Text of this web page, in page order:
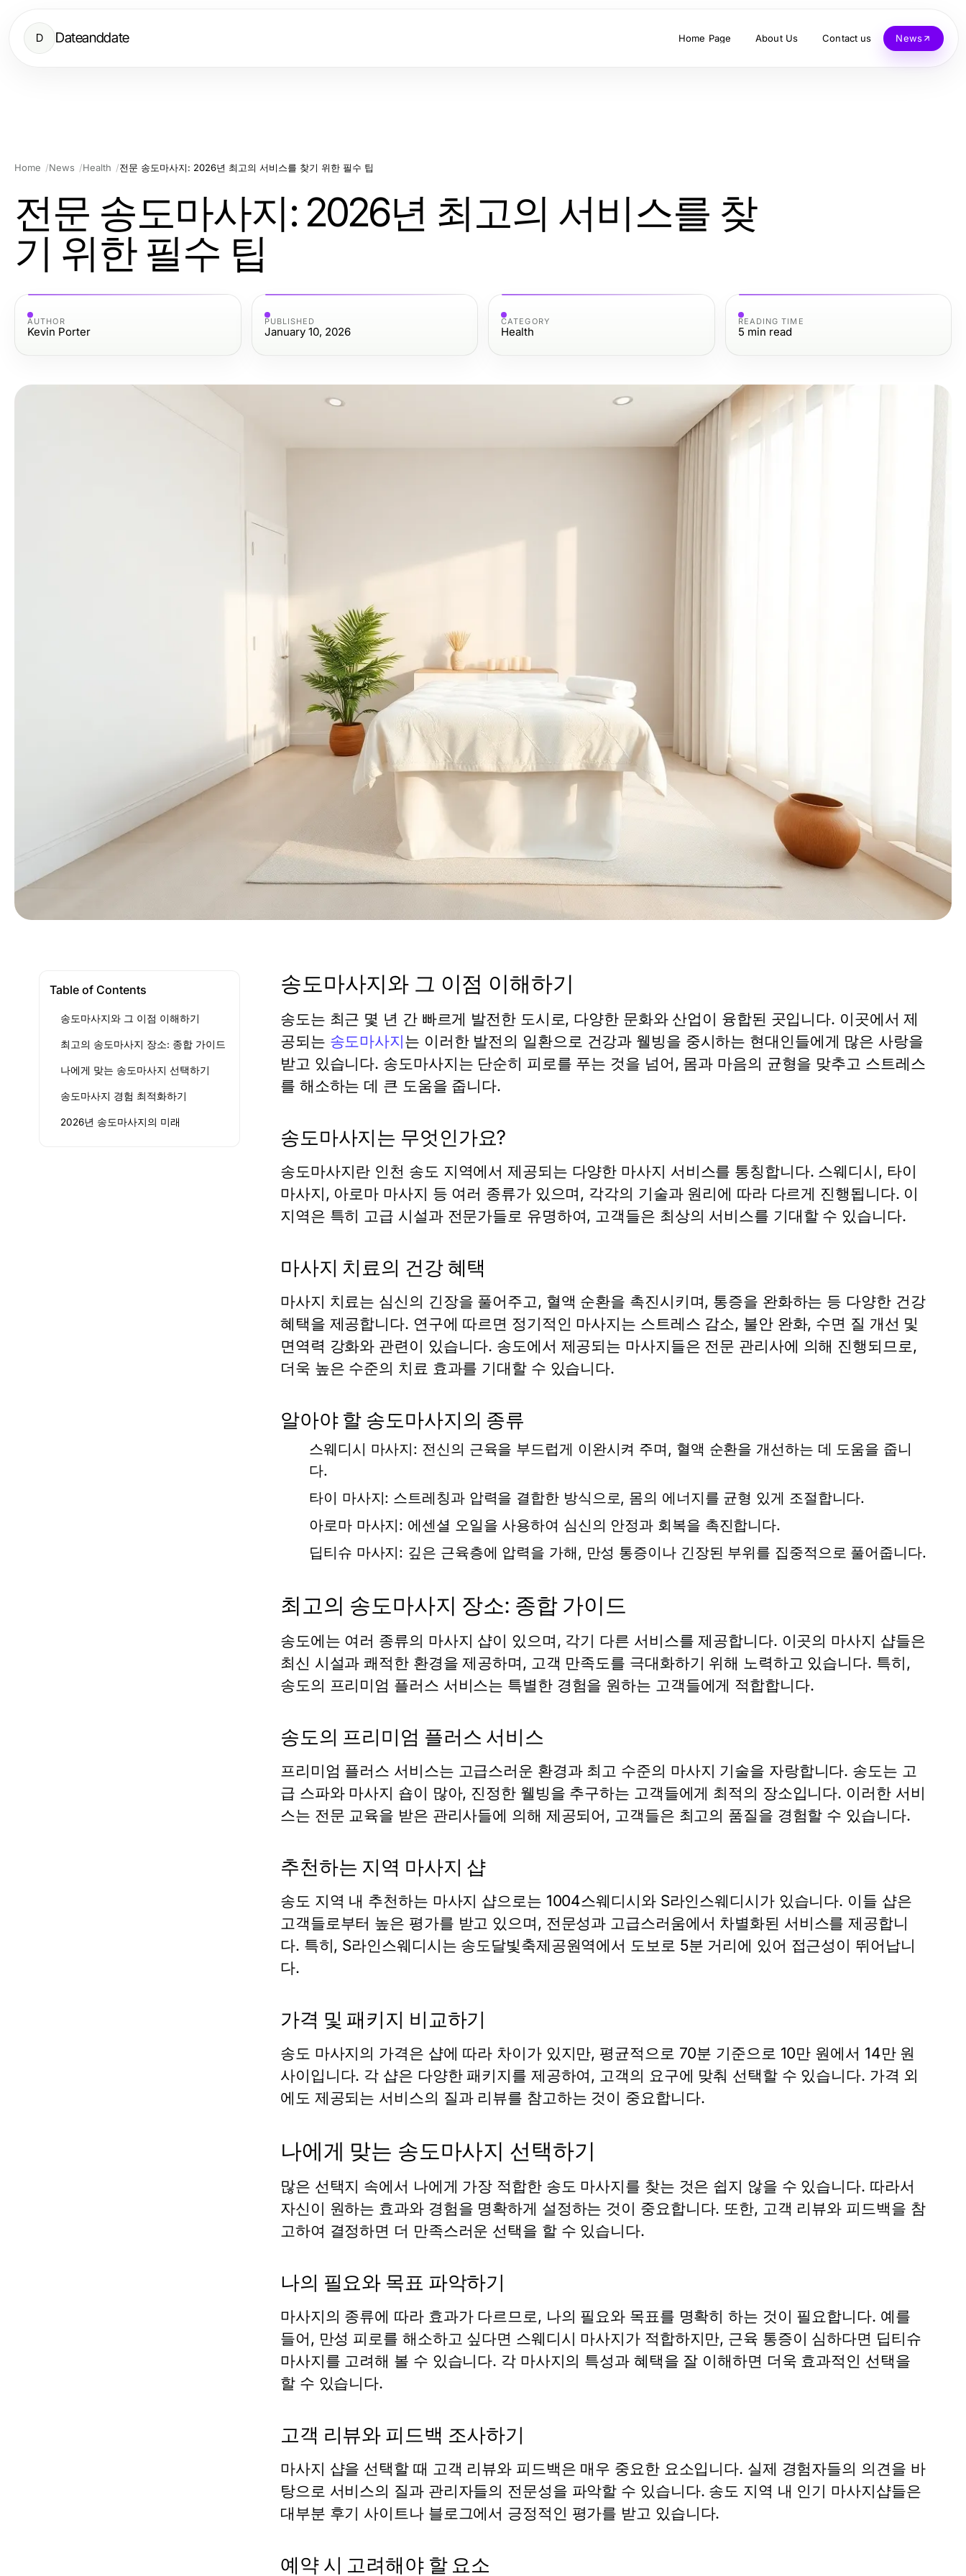
D Dateanddate Home Page About Us Contact us News
Home News Health 전문 송도마사지: 2026년 최고의 서비스를 찾기 위한 필수 팁
전문 송도마사지: 2026년 최고의 서비스를 찾
기 위한 필수 팁
AUTHOR
Kevin Porter
PUBLISHED
January 10, 2026
CATEGORY
Health
READING TIME
5 min read
Table of Contents
송도마사지와 그 이점 이해하기
최고의 송도마사지 장소: 종합 가이드
나에게 맞는 송도마사지 선택하기
송도마사지 경험 최적화하기
2026년 송도마사지의 미래
송도마사지와 그 이점 이해하기
송도는 최근 몇 년 간 빠르게 발전한 도시로, 다양한 문화와 산업이 융합된 곳입니다. 이곳에서 제
공되는 송도마사지는 이러한 발전의 일환으로 건강과 웰빙을 중시하는 현대인들에게 많은 사랑을
받고 있습니다. 송도마사지는 단순히 피로를 푸는 것을 넘어, 몸과 마음의 균형을 맞추고 스트레스
를 해소하는 데 큰 도움을 줍니다.
송도마사지는 무엇인가요?
송도마사지란 인천 송도 지역에서 제공되는 다양한 마사지 서비스를 통칭합니다. 스웨디시, 타이
마사지, 아로마 마사지 등 여러 종류가 있으며, 각각의 기술과 원리에 따라 다르게 진행됩니다. 이
지역은 특히 고급 시설과 전문가들로 유명하여, 고객들은 최상의 서비스를 기대할 수 있습니다.
마사지 치료의 건강 혜택
마사지 치료는 심신의 긴장을 풀어주고, 혈액 순환을 촉진시키며, 통증을 완화하는 등 다양한 건강
혜택을 제공합니다. 연구에 따르면 정기적인 마사지는 스트레스 감소, 불안 완화, 수면 질 개선 및
면역력 강화와 관련이 있습니다. 송도에서 제공되는 마사지들은 전문 관리사에 의해 진행되므로,
더욱 높은 수준의 치료 효과를 기대할 수 있습니다.
알아야 할 송도마사지의 종류
스웨디시 마사지: 전신의 근육을 부드럽게 이완시켜 주며, 혈액 순환을 개선하는 데 도움을 줍니
다.
타이 마사지: 스트레칭과 압력을 결합한 방식으로, 몸의 에너지를 균형 있게 조절합니다.
아로마 마사지: 에센셜 오일을 사용하여 심신의 안정과 회복을 촉진합니다.
딥티슈 마사지: 깊은 근육층에 압력을 가해, 만성 통증이나 긴장된 부위를 집중적으로 풀어줍니다.
최고의 송도마사지 장소: 종합 가이드
송도에는 여러 종류의 마사지 샵이 있으며, 각기 다른 서비스를 제공합니다. 이곳의 마사지 샵들은
최신 시설과 쾌적한 환경을 제공하며, 고객 만족도를 극대화하기 위해 노력하고 있습니다. 특히,
송도의 프리미엄 플러스 서비스는 특별한 경험을 원하는 고객들에게 적합합니다.
송도의 프리미엄 플러스 서비스
프리미엄 플러스 서비스는 고급스러운 환경과 최고 수준의 마사지 기술을 자랑합니다. 송도는 고
급 스파와 마사지 숍이 많아, 진정한 웰빙을 추구하는 고객들에게 최적의 장소입니다. 이러한 서비
스는 전문 교육을 받은 관리사들에 의해 제공되어, 고객들은 최고의 품질을 경험할 수 있습니다.
추천하는 지역 마사지 샵
송도 지역 내 추천하는 마사지 샵으로는 1004스웨디시와 S라인스웨디시가 있습니다. 이들 샵은
고객들로부터 높은 평가를 받고 있으며, 전문성과 고급스러움에서 차별화된 서비스를 제공합니
다. 특히, S라인스웨디시는 송도달빛축제공원역에서 도보로 5분 거리에 있어 접근성이 뛰어납니
다.
가격 및 패키지 비교하기
송도 마사지의 가격은 샵에 따라 차이가 있지만, 평균적으로 70분 기준으로 10만 원에서 14만 원
사이입니다. 각 샵은 다양한 패키지를 제공하여, 고객의 요구에 맞춰 선택할 수 있습니다. 가격 외
에도 제공되는 서비스의 질과 리뷰를 참고하는 것이 중요합니다.
나에게 맞는 송도마사지 선택하기
많은 선택지 속에서 나에게 가장 적합한 송도 마사지를 찾는 것은 쉽지 않을 수 있습니다. 따라서
자신이 원하는 효과와 경험을 명확하게 설정하는 것이 중요합니다. 또한, 고객 리뷰와 피드백을 참
고하여 결정하면 더 만족스러운 선택을 할 수 있습니다.
나의 필요와 목표 파악하기
마사지의 종류에 따라 효과가 다르므로, 나의 필요와 목표를 명확히 하는 것이 필요합니다. 예를
들어, 만성 피로를 해소하고 싶다면 스웨디시 마사지가 적합하지만, 근육 통증이 심하다면 딥티슈
마사지를 고려해 볼 수 있습니다. 각 마사지의 특성과 혜택을 잘 이해하면 더욱 효과적인 선택을
할 수 있습니다.
고객 리뷰와 피드백 조사하기
마사지 샵을 선택할 때 고객 리뷰와 피드백은 매우 중요한 요소입니다. 실제 경험자들의 의견을 바
탕으로 서비스의 질과 관리자들의 전문성을 파악할 수 있습니다. 송도 지역 내 인기 마사지샵들은
대부분 후기 사이트나 블로그에서 긍정적인 평가를 받고 있습니다.
예약 시 고려해야 할 요소